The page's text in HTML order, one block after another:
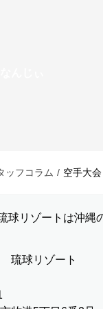
ッフコラム 空手大会
球リゾートは沖縄